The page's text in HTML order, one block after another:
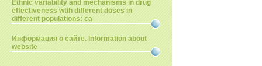
Ethnic variability and mechanisms in drug
effectiveness wtih different doses in
different populations: ca
Информация о сайте. Information about
website